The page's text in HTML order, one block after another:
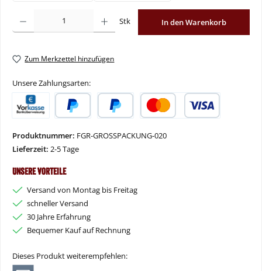
Stk In den Warenkorb
Zum Merkzettel hinzufügen
Unsere Zahlungsarten:
Produktnummer: FGR-GROSSPACKUNG-020
Lieferzeit: 2-5 Tage
Unsere Vorteile
Versand von Montag bis Freitag
schneller Versand
30 Jahre Erfahrung
Bequemer Kauf auf Rechnung
Dieses Produkt weiterempfehlen: